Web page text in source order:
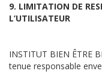
9. LIMITATION DE
L’UTILISATEUR
INSTITUT BIEN ÊTRE
tenue responsable